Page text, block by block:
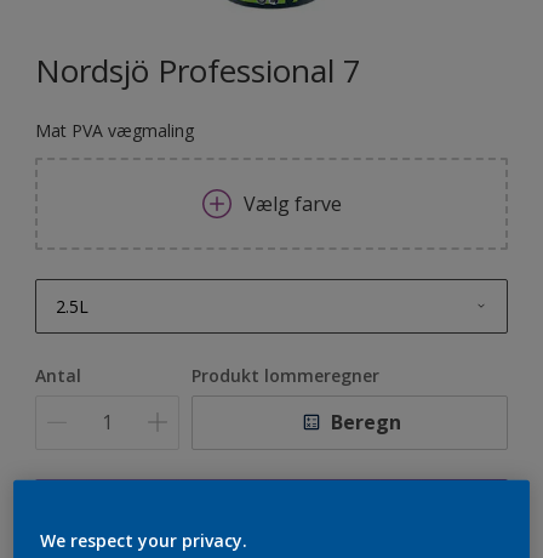
Nordsjö Professional 7
Mat PVA vægmaling
Vælg farve
2.5L
10L
Antal Produkt lommeregner
Beregn
We respect your privacy.